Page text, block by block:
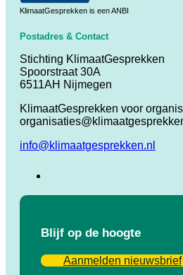
KlimaatGesprekken is een ANBI
Postadres & Contact
Stichting KlimaatGesprekken
Spoorstraat 30A
6511AH Nijmegen
KlimaatGesprekken voor
info@klimaatgesprekken.nl
Blijf op de hoogte
Aanmelden nieuwsbrief